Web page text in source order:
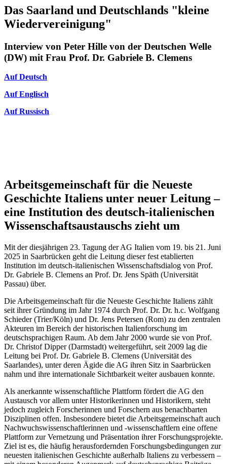
Das Saarland und Deutschlands "kleine
Wiedervereinigung"
Interview von Peter Hille von der Deutschen Welle
(DW) mit Frau Prof. Dr. Gabriele B. Clemens
Auf Deutsch
Auf Englisch
Auf Russisch
Arbeitsgemeinschaft für die Neueste
Geschichte Italiens unter neuer Leitung –
eine Institution des deutsch-italienischen
Wissenschaftsaustauschs zieht um
Mit der diesjährigen 23. Tagung der AG Italien vom 19. bis 21. Juni
2025 in Saarbrücken geht die Leitung dieser fest etablierten
Institution im deutsch-italienischen Wissenschaftsdialog von Prof.
Dr. Gabriele B. Clemens an Prof. Dr. Jens Späth (Universität
Passau) über.
Die Arbeitsgemeinschaft für die Neueste Geschichte Italiens zählt
seit ihrer Gründung im Jahr 1974 durch Prof. Dr. Dr. h.c. Wolfgang
Schieder (Trier/Köln) und Dr. Jens Petersen (Rom) zu den zentralen
Akteuren im Bereich der historischen Italienforschung im
deutschsprachigen Raum. Ab dem Jahr 2000 wurde sie von Prof.
Dr. Christof Dipper (Darmstadt) weitergeführt, seit 2009 lag die
Leitung bei Prof. Dr. Gabriele B. Clemens (Universität des
Saarlandes), unter deren Ägide die AG ihren Sitz in Saarbrücken
nahm und ihre internationale Sichtbarkeit weiter ausbauen konnte.
Als anerkannte wissenschaftliche Plattform fördert die AG den
Austausch vor allem unter Historikerinnen und Historikern, steht
jedoch zugleich Forscherinnen und Forschern aus benachbarten
Disziplinen offen. Insbesondere bietet die Arbeitsgemeinschaft auch
Nachwuchswissenschaftlerinnen und -wissenschaftlern eine offene
Plattform zur Vernetzung und Präsentation ihrer Forschungsprojekte.
Ziel ist es, die häufig herausfordernden Forschungsbedingungen zur
neuesten italienischen Geschichte außerhalb Italiens zu verbessern –